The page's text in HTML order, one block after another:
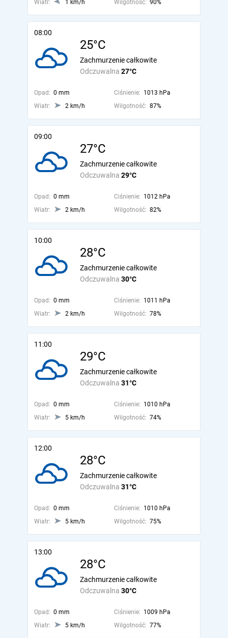
Wiatr: 1 km/h Wilgotność: 90%
08:00
25°C
Odczuwalna 27°C
Zachmurzenie całkowite
Opad: 0 mm Ciśnienie: 1013 hPa
Wiatr:
2 km/h Wilgotność: 87%
09:00
27°C
Odczuwalna 29°C
Zachmurzenie całkowite
Opad: 0 mm Ciśnienie: 1012 hPa
Wiatr:
2 km/h Wilgotność: 82%
10:00
28°C
Odczuwalna 30°C
Zachmurzenie całkowite
Opad: 0 mm Ciśnienie: 1011 hPa
Wiatr:
2 km/h Wilgotność: 78%
11:00
29°C
Odczuwalna 31°C
Zachmurzenie całkowite
Opad: 0 mm Ciśnienie: 1010 hPa
Wiatr:
5 km/h Wilgotność: 74%
12:00
28°C
Odczuwalna 31°C
Zachmurzenie całkowite
Opad: 0 mm Ciśnienie: 1010 hPa
Wiatr:
5 km/h Wilgotność: 75%
13:00
28°C
Odczuwalna 30°C
Zachmurzenie całkowite
Opad: 0 mm Ciśnienie: 1009 hPa
Wiatr:
5 km/h Wilgotność: 77%